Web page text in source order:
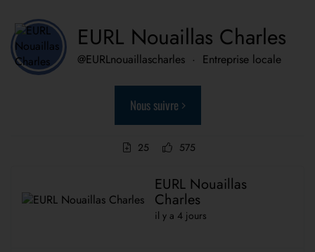
EURL Nouaillas Charles
@EURLnouaillascharles · Entreprise locale
Nous suivre
25 575
EURL Nouaillas
Charles
il y a 4 jours